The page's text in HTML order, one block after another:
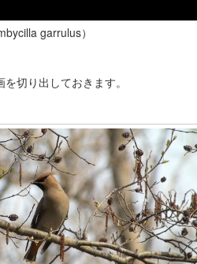
garrulus）
切り出しておきます。